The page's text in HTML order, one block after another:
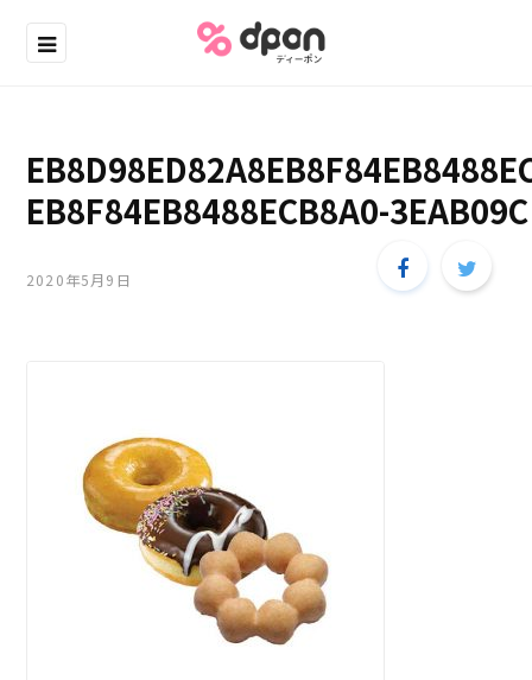
EB8F84EB8488ECB8A0-3EAB09C
2020年5月9日